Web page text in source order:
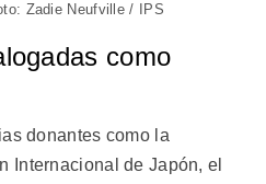
Zadie Neufville / IPS
como
donantes como la
Internacional de Japón, el